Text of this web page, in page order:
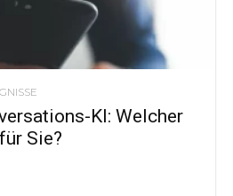
KI: Welcher
Sie?